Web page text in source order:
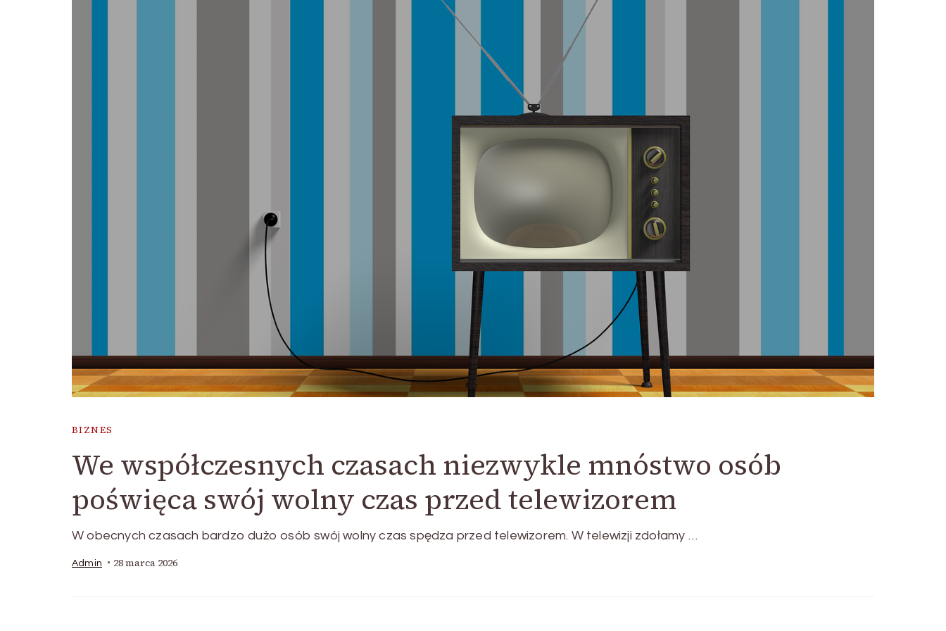
BIZNES
We współczesnych czasach niezwykle mnóstwo osób
poświęca swój wolny czas przed telewizorem
W obecnych czasach bardzo dużo osób swój wolny czas spędza przed telewizorem. W telewizji zdołamy …
Admin 28 marca 2026